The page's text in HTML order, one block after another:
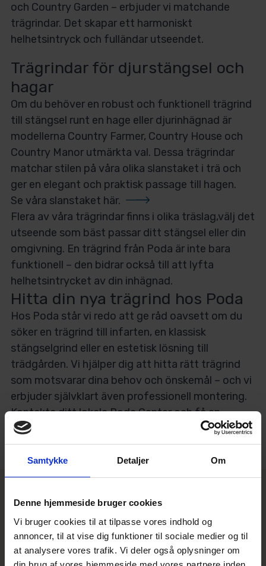
Samtykke Detaljer Om
Denne hjemmeside bruger cookies
Vi bruger cookies til at tilpasse vores indhold og
annoncer, til at vise dig funktioner til sociale medier og til
at analysere vores trafik. Vi deler også oplysninger om
och Country Garden – erbjuder vi matchande
trägrindar. Det skapar ett harmoniskt
helhetsintryck och fulländar utseendet.
Trägrindar för djurstängsel och
hagar
Om du behöver en robust och funktionell trägrind
till stängsel runt en hage eller djurinhägnad är
modellerna Country Farmer, Country House och
Country Manor utmärkta val. Dessa trägrindar
matchar stilen på våra olika slanstaket i trä och
ger en elegant och praktisk passage till hagen.
Se våra slanstaket här.
Flera av våra trägrindar finns i olika träslag,välj det
utseende som bäst passar ditt stängsel eller din
omgivning. En trägrind från Poda är inte bara
funktionell – den bidrar också till att lyfta
helhetsintrycket av din inhägnad.
Hitta din nya trägrind hos Poda
Hos Poda står vi redo att ge råd oavsett om du
söker en trägrind till infarten, en klassisk
stängselgrind eller en estetisk lösning till
trädgården. Vi hjälper dig att hitta rätt trägrind
som motsvarar dina behov och önskemål – och vi
erbjuder självklart även professionell montering.
Kontakta ditt lokala Poda Center och få en
kostnadsfri offert på din nya trägrind.